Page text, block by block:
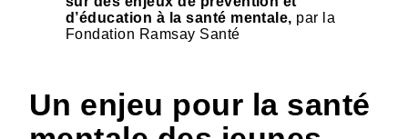
d’éducation à la santé mentale, par la
Fondation Ramsay Santé
Un enjeu pour la santé